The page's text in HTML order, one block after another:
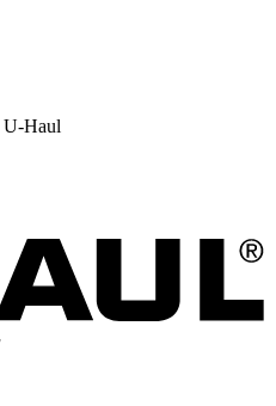
U-Haul